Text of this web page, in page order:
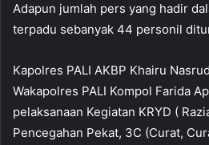
Adapun jumlah pers yang hadir
terpadu sebanyak 44 personil
Kapolres PALI AKBP Khairu
Wakapolres PALI Kompol Farida
pelaksanaan Kegiatan KRYD (
Pencegahan Pekat, 3C (Curat,